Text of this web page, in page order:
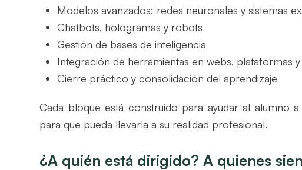
Modelos avanzados: redes neuronales y sistemas
Chatbots, hologramas y robots
Gestión de bases de inteligencia
Integración de herramientas en webs, plataformas
Cierre práctico y consolidación del aprendizaje
Cada bloque está construido para ayudar al alumno a
para que pueda llevarla a su realidad profesional.
¿A quién está dirigido? A quienes